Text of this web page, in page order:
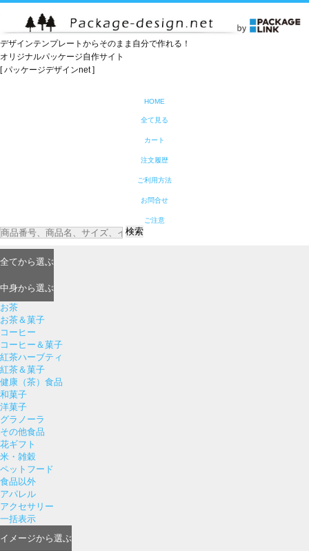
デザインテンプレートからそのまま自分で作れる！
オリジナルパッケージ自作サイト
[ パッケージデザインnet ]
HOME
全て見る
カート
注文履歴
ご利用方法
お問合せ
ご注意
検索
全てから選ぶ
中身から選ぶ
お茶
お茶＆菓子
コーヒー
コーヒー＆菓子
紅茶ハーブティ
紅茶＆菓子
健康（茶）食品
和菓子
洋菓子
グラノーラ
その他食品
花ギフト
米・雑穀
ペットフード
食品以外
アパレル
アクセサリー
一括表示
イメージから選ぶ